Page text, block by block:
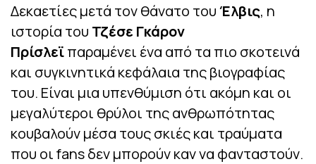
Δεκαετίες μετά τον θάνατο τουΈλβις, η
ιστορία του Τζέσε Γκάρον
Πρίσλεϊπαραμένει ένα από τα πιο σκοτεινά
και συγκινητικά κεφάλαια της βιογραφίας
του. Είναι μια υπενθύμιση ότι ακόμη και οι
μεγαλύτεροι θρύλοι της ανθρωπότητας
κουβαλούν μέσα τους σκιές και τραύματα
που οι fans δεν μπορούν καν να φανταστούν.